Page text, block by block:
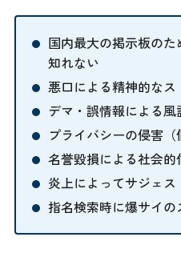
国内最大の掲示板の
知れない
悪口による精神的なス
デマ・誤情報による風
プライバシーの侵害（
名誉毀損による社会的
炎上によってサジェ
指名検索時に爆サイ